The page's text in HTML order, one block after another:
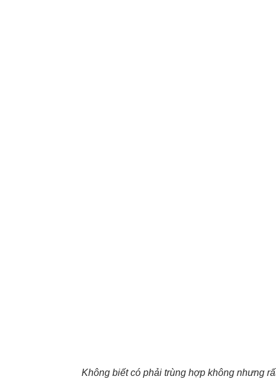
Không biết có phải trùng hợp không nhưng